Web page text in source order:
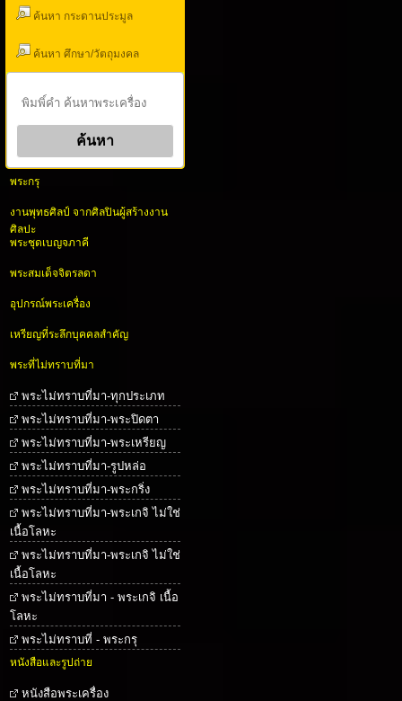
ค้นหา กระดานประมูล
ค้นหา ศึกษา/วัตถุมงคล
พระกรุ
งานพุทธศิลป์ จากศิลปินผู้สร้างงาน
ศิลปะ
พระชุดเบญจภาคี
พระสมเด็จจิตรลดา
อุปกรณ์พระเครื่อง
เหรียญที่ระลึกบุคคลสำคัญ
พระที่ไม่ทราบที่มา
พระไม่ทราบที่มา-ทุกประเภท
พระไม่ทราบที่มา-พระปิดตา
พระไม่ทราบที่มา-พระเหรียญ
พระไม่ทราบที่มา-รูปหล่อ
พระไม่ทราบที่มา-พระกริ่ง
พระไม่ทราบที่มา-พระเกจิ ไม่ใช่
เนื้อโลหะ
พระไม่ทราบที่มา-พระเกจิ ไม่ใช่
เนื้อโลหะ
พระไม่ทราบที่มา - พระเกจิ เนื้อ
โลหะ
พระไม่ทราบที่ - พระกรุ
หนังสือและรูปถ่าย
หนังสือพระเครื่อง